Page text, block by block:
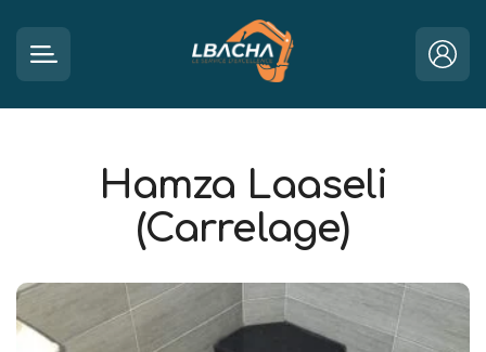
Hamza Laaseli
(Carrelage)